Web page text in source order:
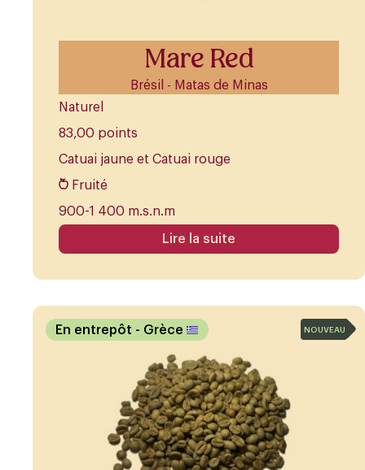
Mare Red
Brésil - Matas de Minas
Naturel
83,00 points
Catuai jaune et Catuai rouge
Fruité
900-1 400 m.s.n.m
Lire la suite
En entrepôt - Grèce NOUVEAU